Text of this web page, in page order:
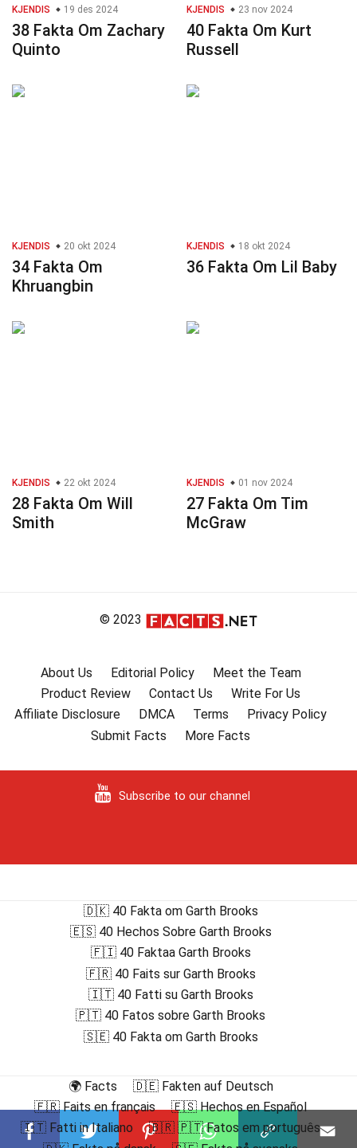
KJENDIS 19 des 2024
38 Fakta Om Zachary
Quinto
KJENDIS 23 nov 2024
40 Fakta Om Kurt
Russell
KJENDIS 20 okt 2024
34 Fakta Om
Khruangbin
KJENDIS 18 okt 2024
36 Fakta Om Lil Baby
KJENDIS 22 okt 2024
28 Fakta Om Will
Smith
KJENDIS 01 nov 2024
27 Fakta Om Tim
McGraw
© 2023
About Us Editorial Policy
Meet the Team
Product Review
Contact Us
Write For Us
Affiliate Disclosure
DMCA Terms
Privacy Policy
Submit Facts
More Facts
Subscribe to our channel
🇩🇰 40 Fakta om Garth Brooks
🇪🇸 40 Hechos Sobre Garth Brooks
🇫🇮 40 Faktaa Garth Brooks
🇫🇷 40 Faits sur Garth Brooks
🇮🇹 40 Fatti su Garth Brooks
🇵🇹 40 Fatos sobre Garth Brooks
🇸🇪 40 Fakta om Garth Brooks
🌍 Facts
🇩🇪 Fakten auf Deutsch
🇫🇷 Faits en français
🇪🇸 Hechos en Español
🇮🇹 Fatti in Italiano
🇧🇷 🇵🇹 Fatos em português